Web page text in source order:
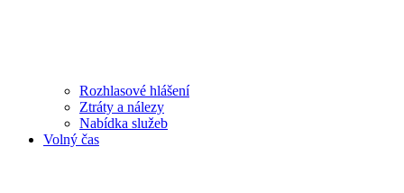
Rozhlasové hlášení
Ztráty a nálezy
Nabídka služeb
Volný čas